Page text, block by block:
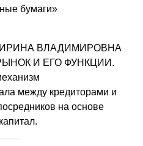
бумаги»
ВЛАДИМИРОВНА
И ЕГО ФУНКЦИИ.
между кредиторами и
на основе